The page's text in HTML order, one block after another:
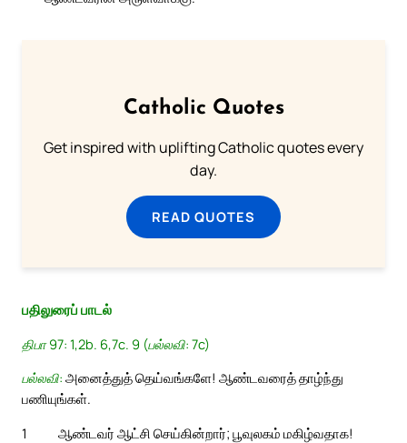
Catholic Quotes
Get inspired with uplifting Catholic quotes every
day.
READ QUOTES
பதிலுரைப் பாடல்
திபா 97: 1,2b. 6,7c. 9 (பல்லவி: 7c)
பல்லவி: அனைத்துத் தெய்வங்களே! ஆண்டவரைத் தாழ்ந்து
பணியுங்கள்.
1
ஆண்டவர் ஆட்சி செய்கின்றார்; பூவுலகம் மகிழ்வதாக!